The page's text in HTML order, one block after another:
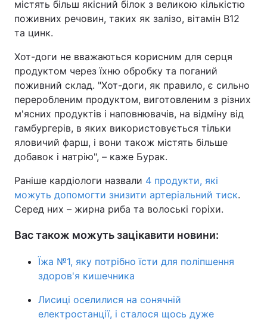
містять більш якісний білок з великою кількістю
поживних речовин, таких як залізо, вітамін B12
та цинк.
Хот-доги не вважаються корисним для серця
продуктом через їхню обробку та поганий
поживний склад. "Хот-доги, як правило, є сильно
переробленим продуктом, виготовленим з різних
м'ясних продуктів і наповнювачів, на відміну від
гамбургерів, в яких використовується тільки
яловичий фарш, і вони також містять більше
добавок і натрію", – каже Бурак.
Раніше кардіологи назвали 4 продукти, які
можуть допомогти знизити артеріальний тиск.
Серед них – жирна риба та волоські горіхи.
Вас також можуть зацікавити новини:
Їжа №1, яку потрібно їсти для поліпшення
здоров'я кишечника
Лисиці оселилися на сонячній
електростанції, і сталося щось дуже